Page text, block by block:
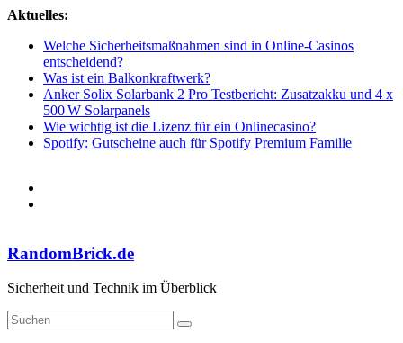
Zum
springen
Aktuelles:
Welche Sicherheitsmaßnahmen sind in Online-Casinos
entscheidend?
Was ist ein Balkonkraftwerk?
Anker Solix Solarbank 2 Pro Testbericht: Zusatzakku und 4 x
500 W Solarpanels
Wie wichtig ist die Lizenz für ein Onlinecasino?
Spotify: Gutscheine auch für Spotify Premium Familie
RandomBrick.de
Sicherheit und Technik im Überblick